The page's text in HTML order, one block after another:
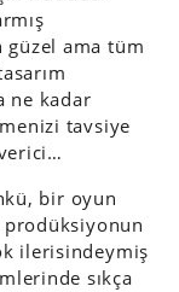
güzel ama tüm
ne kadar
tavsiye
bir oyun
prodüksiyonun
ilerisindeymiş
sıkça